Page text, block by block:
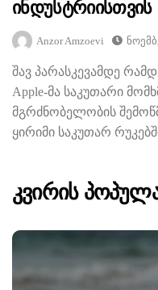
Ინდუსტრიისთვის
Anzor Amzoevi
შავ პარასკევამდე
Apple-მა საკუთარი
მგრძნობელობის
ყირიმი საკუთარ
Კვირის